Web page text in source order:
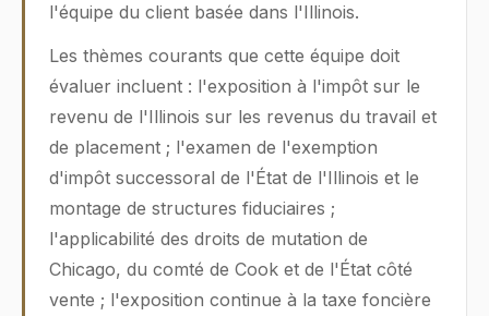
l'équipe du client basée dans l'Illinois.
Les thèmes courants que cette équipe doit
évaluer incluent : l'exposition à l'impôt sur le
revenu de l'Illinois sur les revenus du travail et
de placement ; l'examen de l'exemption
d'impôt successoral de l'État de l'Illinois et le
montage de structures fiduciaires ;
l'applicabilité des droits de mutation de
Chicago, du comté de Cook et de l'État côté
vente ; l'exposition continue à la taxe foncière